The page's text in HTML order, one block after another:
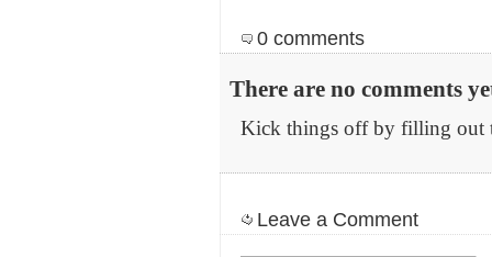
0 comments
There are no comments
Kick things off by filling out
Leave a Comment